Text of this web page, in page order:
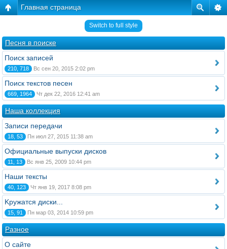
Главная страница
Switch to full style
Песня в поиске
Поиск записей
210, 718 Вс сен 20, 2015 2:02 pm
Поиск текстов песен
669, 1964 Чт дек 22, 2016 12:41 am
Наша коллекция
Записи передачи
18, 53 Пн июл 27, 2015 11:38 am
Официальные выпуски дисков
11, 13 Вс янв 25, 2009 10:44 pm
Наши тексты
40, 123 Чт янв 19, 2017 8:08 pm
Kружатся диски...
15, 91 Пн мар 03, 2014 10:59 pm
Разное
О сайте